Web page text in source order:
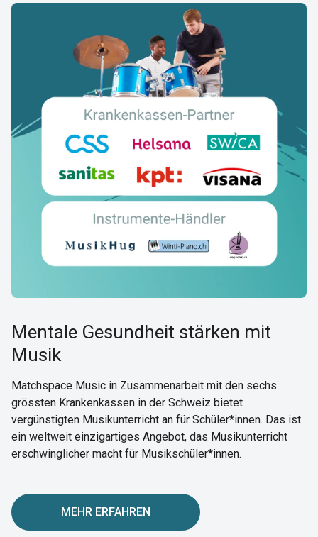
Mentale Gesundheit stärken mit
Musik
Matchspace Music in Zusammenarbeit mit den sechs
grössten Krankenkassen in der Schweiz bietet
vergünstigten Musikunterricht an für Schüler*innen. Das ist
ein weltweit einzigartiges Angebot, das Musikunterricht
erschwinglicher macht für Musikschüler*innen.
MEHR ERFAHREN